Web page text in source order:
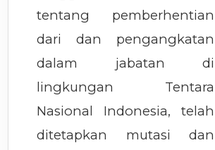
tentang pemberhentian
dari dan pengangkatan
dalam jabatan di
lingkungan Tentara
Nasional Indonesia, telah
ditetapkan mutasi dan